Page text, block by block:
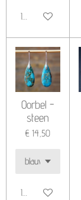
In winkelwagen
Oorbel -
steen
€ 14,50
In winkelwagen